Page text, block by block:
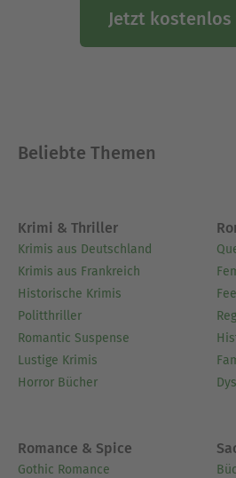
Jetzt
Beliebte Themen
Krimi & Thriller
Krimis aus Deutschland
Krimis aus Frankreich
Historische Krimis
Politthriller
Romantic Suspense
Lustige Krimis
Horror Bücher
Romance & Spice
Gothic Romance